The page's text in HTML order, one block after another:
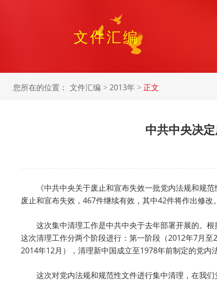
文件汇编
您所在的位置： 文件汇编 2013年 正文
中共中央决
《中共中央关于废止和宣布失效一批党内法规和规范
废止和宣布失效，467件继续有效，其中42件将作出修改
这次集中清理工作是中共中央于去年部署开展的。根
这次清理工作分两个阶段进行：第一阶段（2012年7月
2014年12月），清理新中国成立至1978年前制定的党
这次对党内法规和规范性文件进行集中清理，在我们